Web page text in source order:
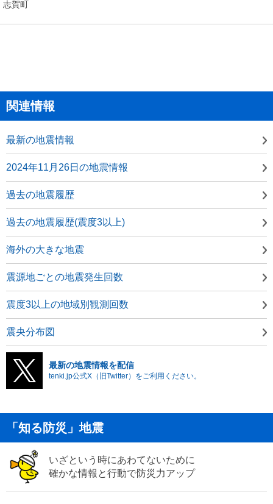
志賀町
関連情報
最新の地震情報
2024年11月26日の地震情報
過去の地震履歴
過去の地震履歴(震度3以上)
海外の大きな地震
震源地ごとの地震発生回数
震度3以上の地域別観測回数
震央分布図
最新の地震情報を配信
tenki.jp公式X（旧Twitter）をご利用ください。
「知る防災」地震
いざという時にあわてないために
確かな情報と行動で防災力アップ